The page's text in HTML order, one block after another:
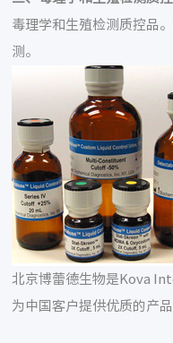
毒理学和生殖检测质控品
测。
北京博蕾德生物是Kova
为中国客户提供优质的产品